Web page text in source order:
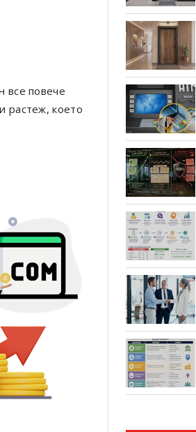
все повече
растеж, което